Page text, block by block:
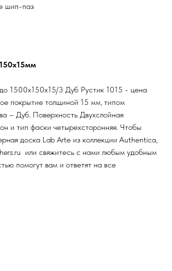
шип-паз
1500х150х15/3 Дуб Рустик 1015 - цена
покрытие толщиной 15 мм, типом
– Дуб. Поверхность Двухслойная
и тип фаски четырехсторонняя. Чтобы
доска Lab Arte из коллекции Authentica,
или свяжитесь с нами любым удобным
помогут вам и ответят на все